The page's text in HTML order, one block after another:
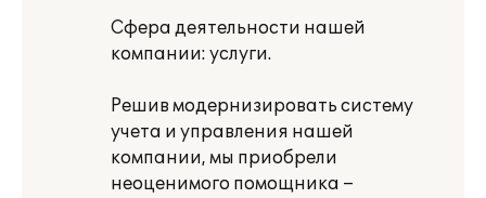
Сфера деятельности нашей
компании: услуги.
Решив модернизировать систему
учета и управления нашей
компании, мы приобрели
неоценимого помощника –